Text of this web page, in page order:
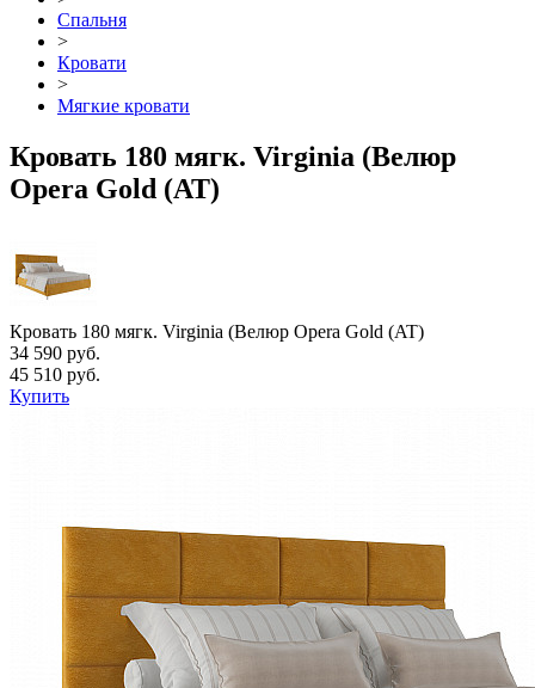
Спальня
>
Кровати
>
Мягкие кровати
Кровать 180 мягк. Virginia (Велюр
Opera Gold (AT)
Кровать 180 мягк. Virginia (Велюр Opera Gold (AT)
34 590 руб.
45 510 руб.
Купить